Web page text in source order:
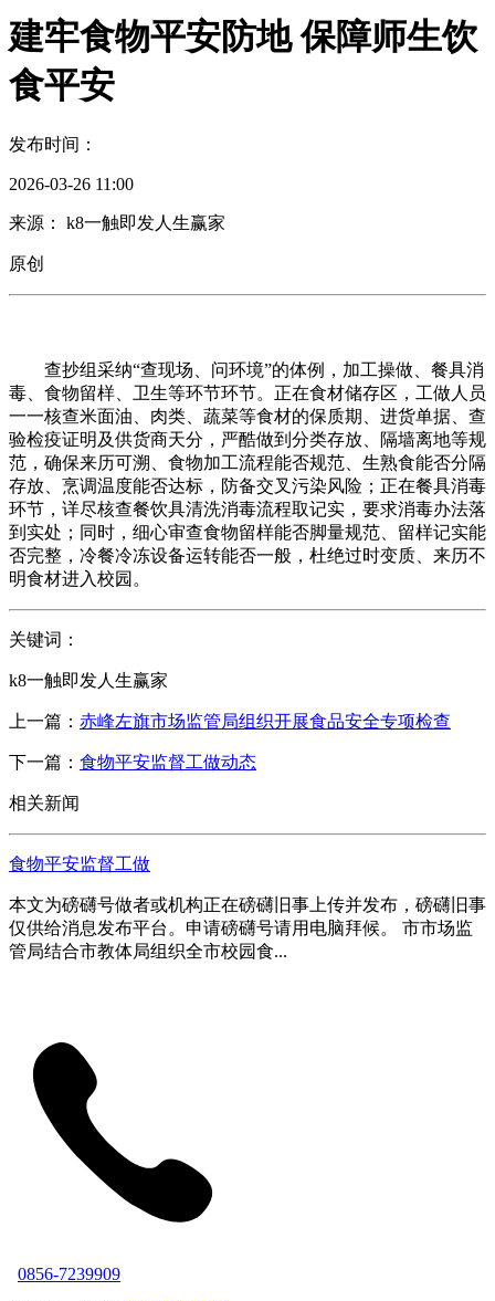
建牢食物平安防地 保障师生饮
食平安
发布时间：
2026-03-26 11:00
来源： k8一触即发人生赢家
原创
查抄组采纳“查现场、问环境”的体例，加工操做、餐具消
毒、食物留样、卫生等环节环节。正在食材储存区，工做人员
一一核查米面油、肉类、蔬菜等食材的保质期、进货单据、查
验检疫证明及供货商天分，严酷做到分类存放、隔墙离地等规
范，确保来历可溯、食物加工流程能否规范、生熟食能否分隔
存放、烹调温度能否达标，防备交叉污染风险；正在餐具消毒
环节，详尽核查餐饮具清洗消毒流程取记实，要求消毒办法落
到实处；同时，细心审查食物留样能否脚量规范、留样记实能
否完整，冷餐冷冻设备运转能否一般，杜绝过时变质、来历不
明食材进入校园。
关键词：
k8一触即发人生赢家
上一篇： 赤峰左旗市场监管局组织开展食品安全专项检查
下一篇： 食物平安监督工做动态
相关新闻
食物平安监督工做
本文为磅礴号做者或机构正在磅礴旧事上传并发布，磅礴旧事
仅供给消息发布平台。申请磅礴号请用电脑拜候。 市市场监
管局结合市教体局组织全市校园食...
0856-7239909